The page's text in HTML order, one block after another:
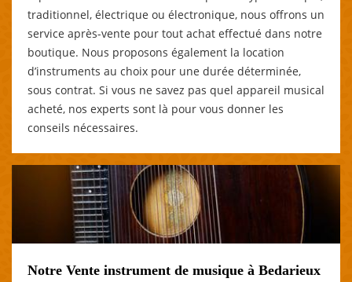
traditionnel, électrique ou électronique, nous offrons un
service après-vente pour tout achat effectué dans notre
boutique. Nous proposons également la location
d’instruments au choix pour une durée déterminée,
sous contrat. Si vous ne savez pas quel appareil musical
acheté, nos experts sont là pour vous donner les
conseils nécessaires.
Notre Vente instrument de musique à Bedarieux